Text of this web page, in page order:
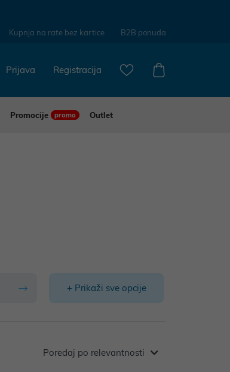
Kupnja na rate bez kartice B2B ponuda
Registracija
Prijava
Promocije promo
Outlet
+ Prikaži sve opcije
Poredaj po relevantnosti